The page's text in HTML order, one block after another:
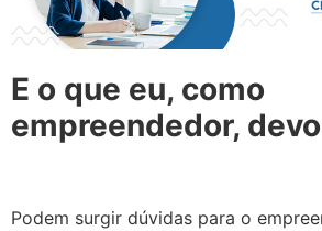
E o que eu, como
empreendedor,
Podem surgir dúvidas para o